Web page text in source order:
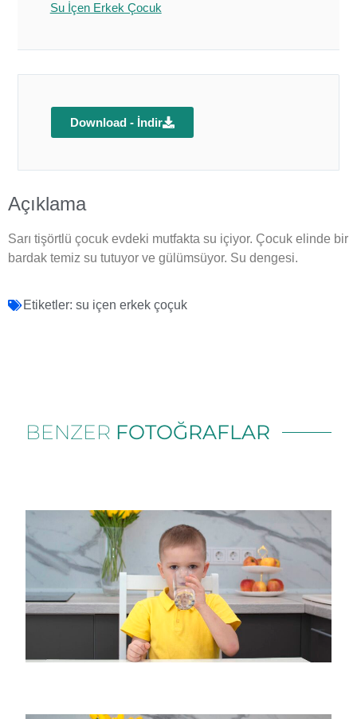
Su İçen Erkek Çocuk
Download - İndir
Açıklama
Sarı tişörtlü çocuk evdeki mutfakta su içiyor. Çocuk elinde bir
bardak temiz su tutuyor ve gülümsüyor. Su dengesi.
Etiketler: su içen erkek çoçuk
BENZER FOTOĞRAFLAR